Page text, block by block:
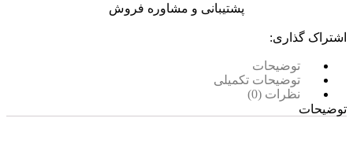
پشتیبانی و مشاوره فروش
اشتراک گذاری:
توضیحات
توضیحات تکمیلی
نظرات (0)
توضیحات